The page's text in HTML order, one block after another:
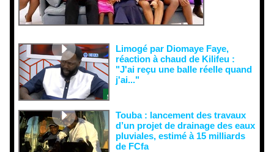
Limogé par Diomaye Faye,
réaction à chaud de Kilifeu :
"J'ai reçu une balle réelle quand
j'ai..."
Touba : lancement des travaux
d’un projet de drainage des eaux
pluviales, estimé à 15 milliards
de FCfa ‎